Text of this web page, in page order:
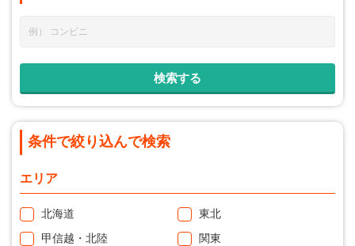
条件で絞り込んで検索
エリア
北海道
東北
甲信越・北陸
関東